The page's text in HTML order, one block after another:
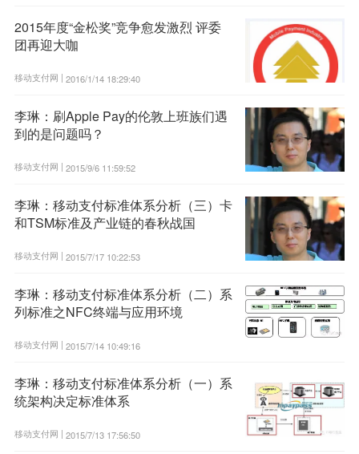
2015年度“金松奖”竞争愈发激烈 评委
团再迎大咖
移动支付网 | 2016/1/14 18:29:40
李琳：刷Apple Pay的伦敦上班族们遇
到的是问题吗？
移动支付网 | 2015/9/6 11:59:52
李琳：移动支付标准体系分析（三）卡
和TSM标准及产业链的春秋战国
移动支付网 | 2015/7/17 10:22:53
李琳：移动支付标准体系分析（二）系
列标准之NFC终端与应用环境
移动支付网 | 2015/7/14 10:49:16
李琳：移动支付标准体系分析（一）系
统架构决定标准体系
移动支付网 | 2015/7/13 17:56:50